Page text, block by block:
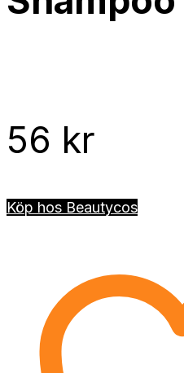
56 kr
Köp hos Beautycos